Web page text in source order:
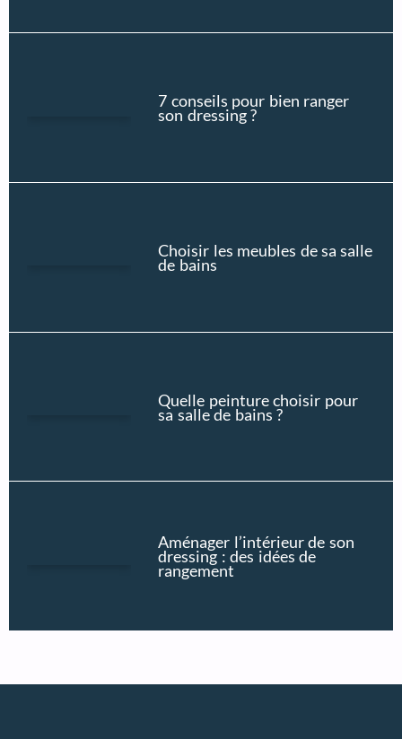
7 conseils pour bien ranger
son dressing ?
Choisir les meubles de sa salle
de bains
Quelle peinture choisir pour
sa salle de bains ?
Aménager l’intérieur de son
dressing : des idées de
rangement